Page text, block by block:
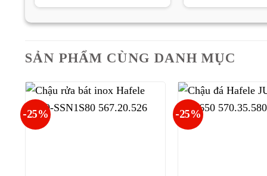
là:
tại
9.170.000₫.
là:
SẢN PHẨM CÙNG DANH MỤC
-25% -25%